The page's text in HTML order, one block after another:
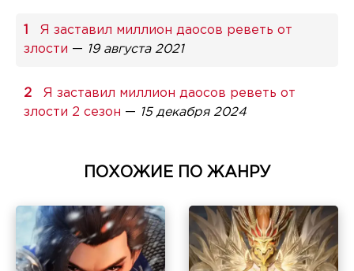
Я заставил миллион даосов реветь от
злости — 19 августа 2021
Я заставил миллион даосов реветь от
злости 2 сезон — 15 декабря 2024
ПОХОЖИЕ ПО ЖАНРУ